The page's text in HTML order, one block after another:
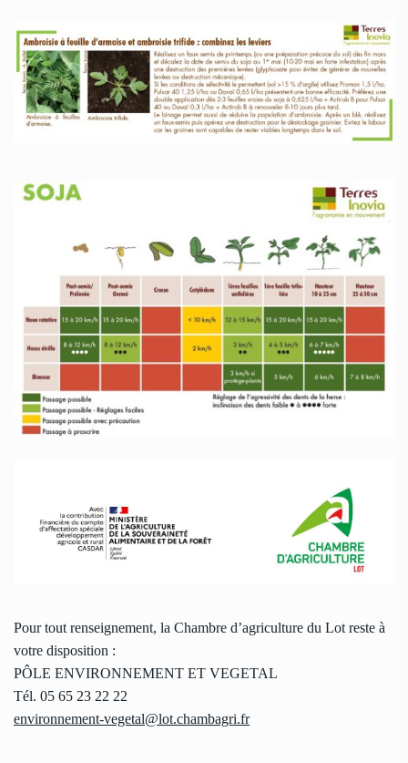
Pour tout renseignement, la Chambre d’agriculture du Lot reste à
votre disposition :
PÔLE ENVIRONNEMENT ET VEGETAL
Tél. 05 65 23 22 22
environnement-vegetal@lot.chambagri.fr